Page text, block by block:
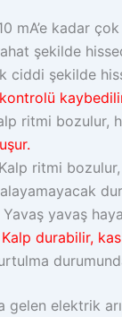
mA’e kadar
şekilde
ciddi şekilde
ritmi bozulur,
Kalp ritmi
Yavaş yavaş
Kalp durabilir,
elektrik